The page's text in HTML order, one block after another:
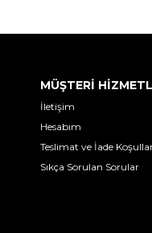
MÜŞTERİ
İletişim
Hesabım
Teslimat ve İade
Sıkça Sorulan Sorular